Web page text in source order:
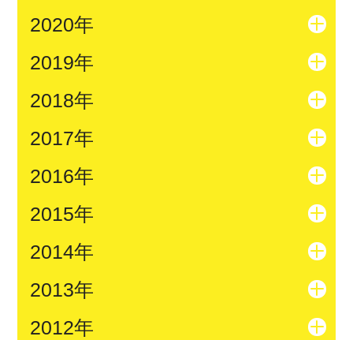
2020年
2019年
2018年
2017年
2016年
2015年
2014年
2013年
2012年